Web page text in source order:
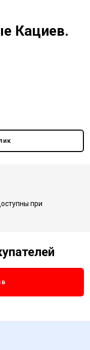
Кациев.
при